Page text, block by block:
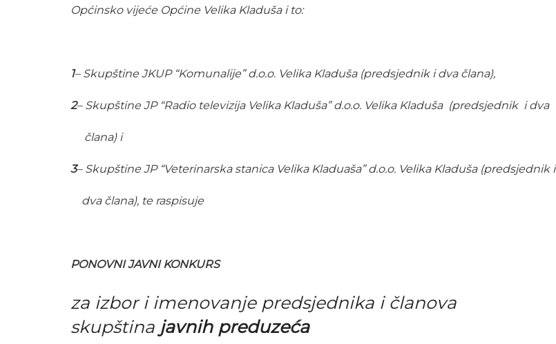
Općinsko vijeće Općine Velika Kladuša i to:
1– Skupštine JKUP “Komunalije” d.o.o. Velika Kladuša (predsjednik i dva člana),
2– Skupštine JP “Radio televizija Velika Kladuša” d.o.o. Velika Kladuša (predsjednik i dva
člana) i
3– Skupštine JP “Veterinarska stanica Velika Kladuaša” d.o.o. Velika Kladuša (predsjednik i
dva člana), te raspisuje
PONOVNI JAVNI KONKURS
za izbor i imenovanje predsjednika i članova
skupština javnih preduzeća